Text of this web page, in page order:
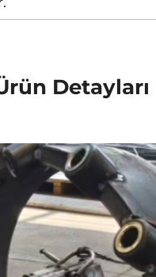
Detayları